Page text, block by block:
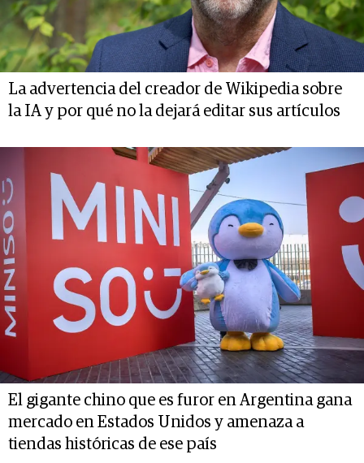
La advertencia del creador de Wikipedia sobre
la IA y por qué no la dejará editar sus artículos
El gigante chino que es furor en Argentina gana
mercado en Estados Unidos y amenaza a
tiendas históricas de ese país